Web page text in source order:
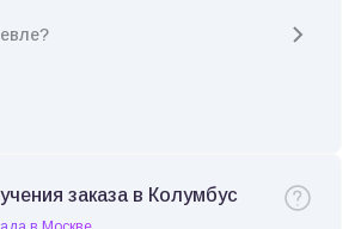
заказа в Колумбус